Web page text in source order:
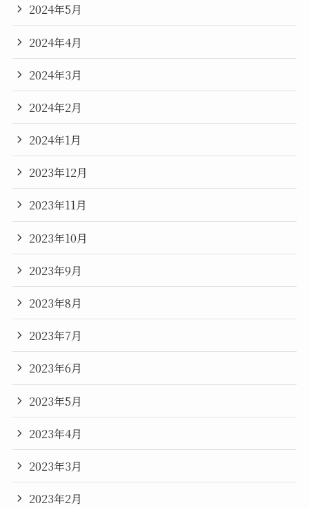
2024年5月
2024年4月
2024年3月
2024年2月
2024年1月
2023年12月
2023年11月
2023年10月
2023年9月
2023年8月
2023年7月
2023年6月
2023年5月
2023年4月
2023年3月
2023年2月